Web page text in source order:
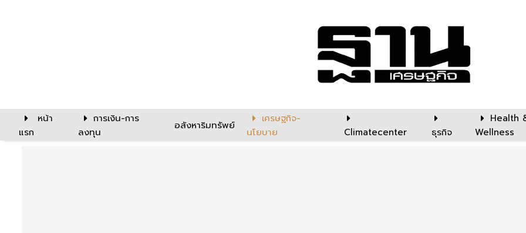
หน้า
แรก
การเงิน-การ
ลงทุน
อสังหาริมทรัพย์
เศรษฐกิจ-
นโยบาย
Climatecenter ธุรกิจ
Health
Wellness